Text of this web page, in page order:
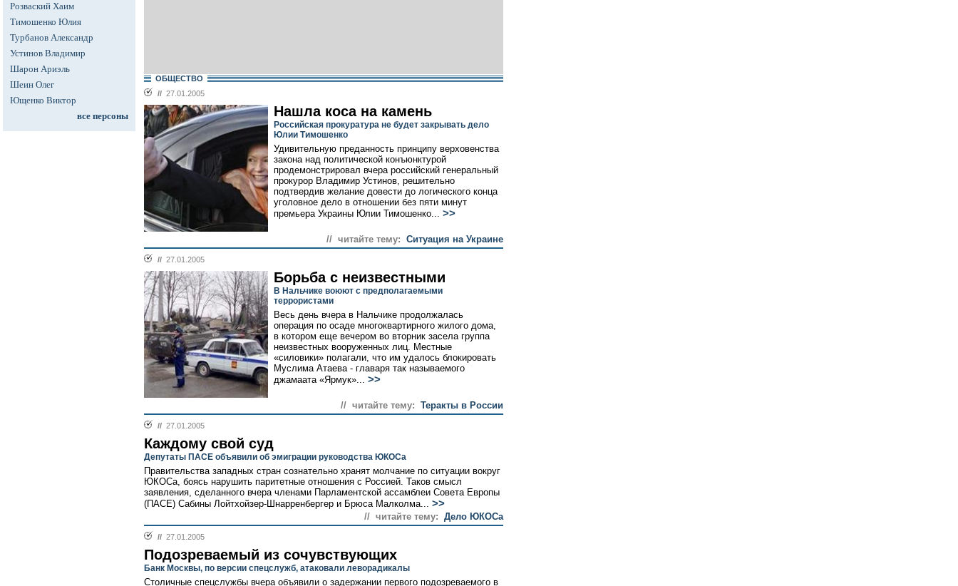
Розваский Хаим
Тимошенко Юлия
Турбанов Александр
Устинов Владимир
Шарон Ариэль
Шеин Олег
Ющенко Виктор
все персоны
ОБЩЕСТВО
// 27.01.2005
Нашла коса на камень
Российская прокуратура не будет закрывать дело
Юлии Тимошенко
Удивительную преданность принципу верховенства
закона над политической конъюнктурой
продемонстрировал вчера российский генеральный
прокурор Владимир Устинов, решительно
подтвердив желание довести до логического конца
уголовное дело в отношении без пяти минут
премьера Украины Юлии Тимошенко... >>
// читайте тему: Ситуация на Украине
// 27.01.2005
Борьба с неизвестными
В Нальчике воюют с предполагаемыми
террористами
Весь день вчера в Нальчике продолжалась
операция по осаде многоквартирного жилого дома,
в котором еще вечером во вторник засела группа
неизвестных вооруженных лиц. Местные
«силовики» полагали, что им удалось блокировать
Муслима Атаева - главаря так называемого
джамаата «Ярмук»... >>
// читайте тему: Теракты в России
// 27.01.2005
Каждому свой суд
Депутаты ПАСЕ объявили об эмиграции руководства ЮКОСа
Правительства западных стран сознательно хранят молчание по ситуации вокруг
ЮКОСа, боясь нарушить паритетные отношения с Россией. Таков смысл
заявления, сделанного вчера членами Парламентской ассамблеи Совета Европы
(ПАСЕ) Сабины Лойтхойзер-Шнарренбергер и Брюса Малколма... >>
// читайте тему: Дело ЮКОСа
// 27.01.2005
Подозреваемый из сочувствующих
Банк Москвы, по версии спецслужб, атаковали леворадикалы
Столичные спецслужбы вчера объявили о задержании первого подозреваемого в